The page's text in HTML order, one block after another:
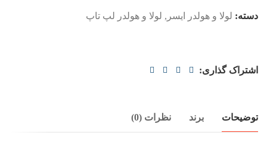
دسته: لولا و هولدر ایسر , لولا و هولدر لپ تاپ
اشتراک گذاری:
توضیحات برند نظرات (0)